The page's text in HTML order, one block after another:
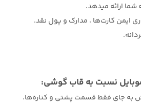
ارائه میدهد.
ایمن کارت‌ها ، مدارک و پول نقد.
نسبت به قاب گوشی:
جای فقط قسمت پشتی و کناره‌ها.